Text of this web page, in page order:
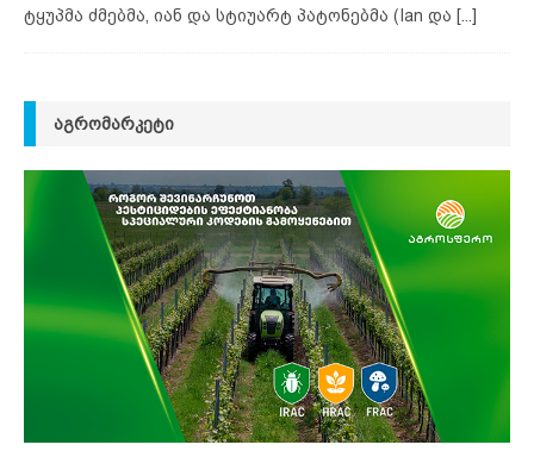
ტყუპმა ძმებმა, იან და სტიუარტ პატონებმა (Ian და [...]
ᲐᲒᲠᲝᲛᲐᲠᲙᲔᲢᲘ